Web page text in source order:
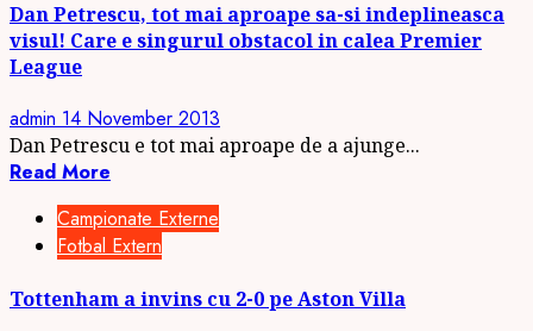
Dan Petrescu, tot mai aproape sa-si indeplineasca
visul! Care e singurul obstacol in calea Premier
League
admin 14 November 2013
Dan Petrescu e tot mai aproape de a ajunge...
Read More
Campionate Externe
Fotbal Extern
Tottenham a invins cu 2-0 pe Aston Villa